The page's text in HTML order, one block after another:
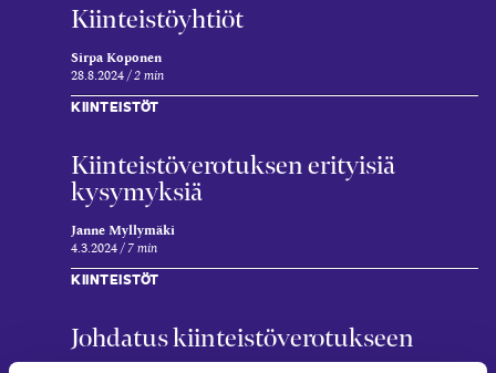
Kiin­teistöyhtiöt
Sirpa Koponen
28.8.2024 2 min
KIINTEISTÖT
Kiinteistö­verotuksen erityisiä
kysymyksiä
Janne Myllymäki
4.3.2024 7 min
KIINTEISTÖT
Johdatus kiinteistö­verotukseen